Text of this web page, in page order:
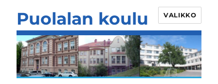
Puolalan koulu VALIKKO